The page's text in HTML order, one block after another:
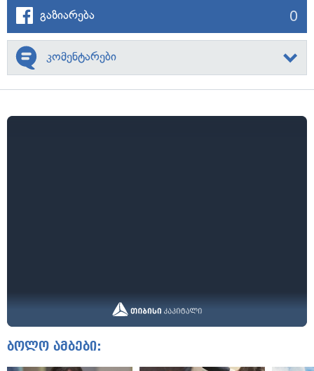
გაზიარება 0
კომენტარები
ბოლო ამბები: